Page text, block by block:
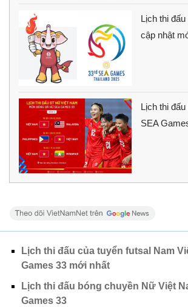
Lịch thi
cập nhật
Lịch thi
SEA
Lịch thi đấu của tuyển futsal Nam
Games 33 mới nhất
Lịch thi đấu bóng chuyền Nữ Việt
Games 33